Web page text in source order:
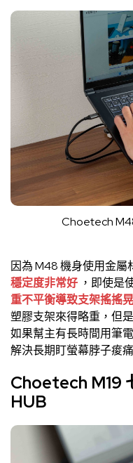
Choetech
因為 M48 機身使用金
穩定度非常好 ，即使是
重不平衡導致支架搖搖
塑膠支架來得略重，但
如果幫主有長時間用筆
解決長期盯螢幕脖子痠
Choetech M19
HUB